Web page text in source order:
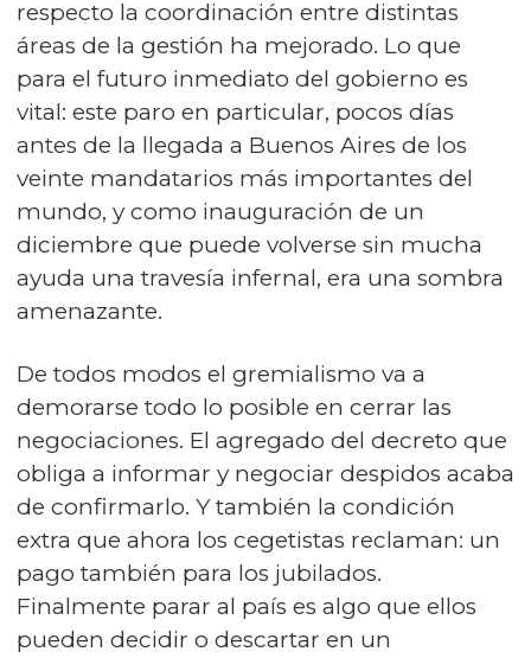
respecto la coordinación entre distintas
áreas de la gestión ha mejorado. Lo que
para el futuro inmediato del gobierno es
vital: este paro en particular, pocos días
antes de la llegada a Buenos Aires de los
veinte mandatarios más importantes del
mundo, y como inauguración de un
diciembre que puede volverse sin mucha
ayuda una travesía infernal, era una sombra
amenazante.
De todos modos el gremialismo va a
demorarse todo lo posible en cerrar las
negociaciones. El agregado del decreto que
obliga a informar y negociar despidos acaba
de confirmarlo. Y también la condición
extra que ahora los cegetistas reclaman: un
pago también para los jubilados.
Finalmente parar al país es algo que ellos
pueden decidir o descartar en un